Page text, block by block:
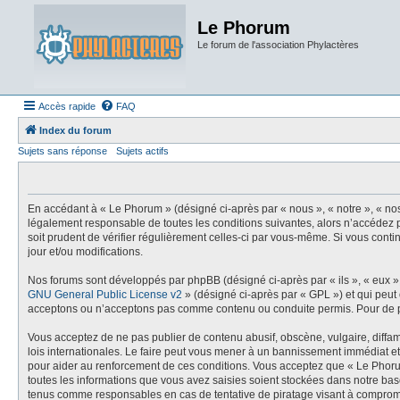
Le Phorum
Le forum de l'association Phylactères
Accès rapide FAQ
Index du forum
Sujets sans réponse
Sujets actifs
En accédant à « Le Phorum » (désigné ci-après par « nous », « notre », «
légalement responsable de toutes les conditions suivantes, alors
soit prudent de vérifier régulièrement celles-ci par vous-même. Si vous
jour et/ou modifications.
Nos forums sont développés par phpBB (désigné ci-après par « ils », «
GNU General Public License v2 » (désigné ci-après par « GPL ») et qui
acceptons ou n’acceptons pas comme contenu ou conduite permis. Pour
Vous acceptez de ne pas publier de contenu abusif, obscène, vulgaire,
lois internationales. Le faire peut vous mener à un bannissement immédiat
pour aider au renforcement de ces conditions. Vous acceptez que « Le
toutes les informations que vous avez saisies soient stockées dans notre
tenus comme responsables en cas de tentative de piratage visant à